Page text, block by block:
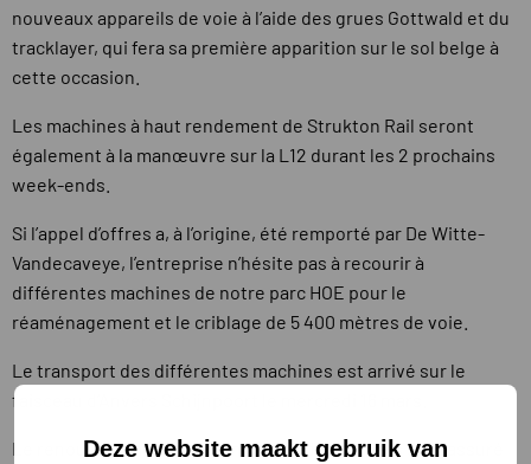
Deze website maakt gebruik van
nouveaux appareils de voie à l’aide des grues Gottwald et du
tracklayer, qui fera sa première apparition sur le sol belge à
cette occasion.
Les machines à haut rendement de Strukton Rail seront
également à la manœuvre sur la L12 durant les 2 prochains
week-ends.
Si l’appel d’offres a, à l’origine, été remporté par De Witte-
Vandecaveye, l’entreprise n’hésite pas à recourir à
différentes machines de notre parc HOE pour le
réaménagement et le criblage de 5 400 mètres de voie.
Le transport des différentes machines est arrivé sur le
faisceau d’Anvers Schijnpoort le mercredi 16 mars.
Le renouvellement proprement dit des travées sera assuré